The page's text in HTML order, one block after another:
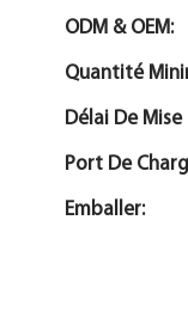
ODM & OEM:
Quantité
Délai De
Port De
Emballer: